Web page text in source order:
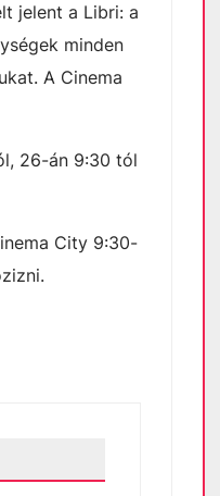
jelent a Libri: a
minden
A Cinema
26-án 9:30 tól
City 9:30-